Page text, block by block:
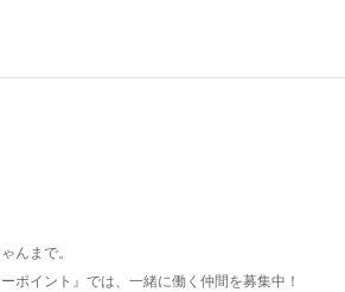
んまで。
ポイント』では、一緒に働く仲間を募集中！